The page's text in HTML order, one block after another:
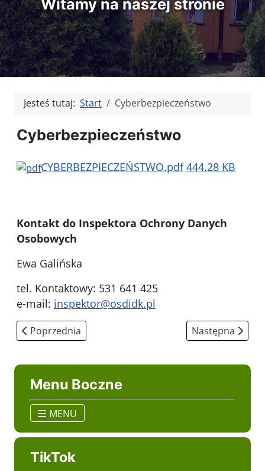
Witamy na naszej stronie
Menu Boczne
MENU
TikTok
Jesteś tutaj: Start Cyberbezpieczeństwo
Cyberbezpieczeństwo
CYBERBEZPIECZEŃSTWO.pdf 444.28 KB
Kontakt do Inspektora Ochrony Danych
Osobowych
Ewa Galińska
tel. Kontaktowy: 531 641 425
e-mail: inspektor@osdidk.pl
Poprzednia strona: Procedury zgłoszeń wewnętrznych
Poprzednia Następna
Następna